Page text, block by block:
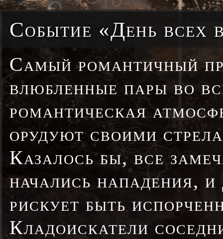
Событие «День всех
Самый романтичный
влюбленные пары во
романтическая
орудуют своими
Казалось бы, все
начались нападения,
рискует быть
Кладоискатели